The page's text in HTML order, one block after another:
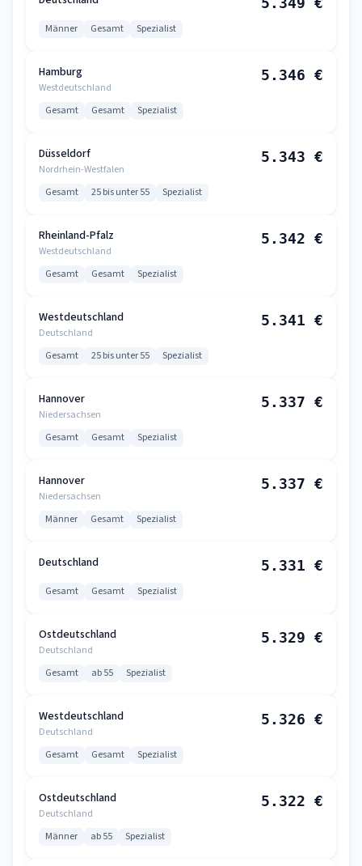
Männer Gesamt Spezialist
Hamburg
Westdeutschland
5.346 €
Gesamt Gesamt Spezialist
Düsseldorf
Nordrhein-Westfalen
5.343 €
Gesamt 25 bis unter 55 Spezialist
Rheinland-Pfalz
Westdeutschland
5.342 €
Gesamt Gesamt Spezialist
Westdeutschland
Deutschland
5.341 €
Gesamt 25 bis unter 55 Spezialist
Hannover
Niedersachsen
5.337 €
Gesamt Gesamt Spezialist
Hannover
Niedersachsen
5.337 €
Männer Gesamt Spezialist
Deutschland 5.331 €
Gesamt Gesamt Spezialist
Ostdeutschland
Deutschland
5.329 €
Gesamt ab 55 Spezialist
Westdeutschland
Deutschland
5.326 €
Gesamt Gesamt Spezialist
Ostdeutschland
Deutschland
5.322 €
Männer ab 55 Spezialist